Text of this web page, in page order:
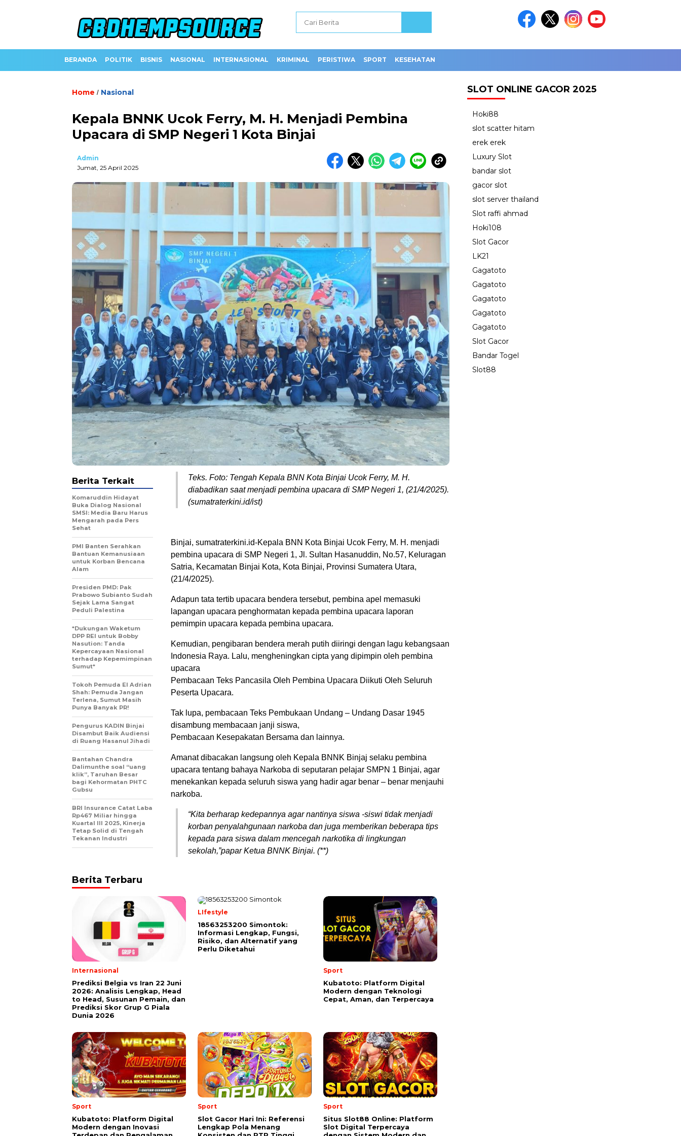
BERANDA POLITIK BISNIS NASIONAL INTERNASIONAL KRIMINAL PERISTIWA SPORT KESEHATAN
Home / Nasional
Kepala BNNK Ucok Ferry, M. H. Menjadi Pembina
Upacara di SMP Negeri 1 Kota Binjai
Admin
Jumat, 25 April 2025
Teks. Foto: Tengah Kepala BNN Kota Binjai Ucok Ferry, M. H.
diabadikan saat menjadi pembina upacara di SMP Negeri 1, (21/4/2025).
(sumatraterkini.id/ist)
Binjai, sumatraterkini.id-Kepala BNN Kota Binjai Ucok Ferry, M. H. menjadi
pembina upacara di SMP Negeri 1, Jl. Sultan Hasanuddin, No.57, Keluragan
Satria, Kecamatan Binjai Kota, Kota Binjai, Provinsi Sumatera Utara,
(21/4/2025).
Adapun tata tertib upacara bendera tersebut, pembina apel memasuki
lapangan upacara penghormatan kepada pembina upacara laporan
pemimpin upacara kepada pembina upacara.
Kemudian, pengibaran bendera merah putih diiringi dengan lagu kebangsaan
Indonesia Raya. Lalu, mengheningkan cipta yang dipimpin oleh pembina
upacara
Pembacaan Teks Pancasila Oleh Pembina Upacara Diikuti Oleh Seluruh
Peserta Upacara.
Tak lupa, pembacaan Teks Pembukaan Undang – Undang Dasar 1945
disambung membacaan janji siswa,
Pembacaan Kesepakatan Bersama dan lainnya.
Amanat dibacakan langsung oleh Kepala BNNK Binjaj selaku pembina
upacara tentang bahaya Narkoba di seputaran pelajar SMPN 1 Binjai, agar
menekankan kepada seluruh siswa yang hadir agar benar – benar menjauhi
narkoba.
“Kita berharap kedepannya agar nantinya siswa -siswi tidak menjadi
korban penyalahgunaan narkoba dan juga memberikan beberapa tips
kepada para siswa dalam mencegah narkotika di lingkungan
sekolah,”papar Ketua BNNK Binjai. (**)
Berita Terkait
Komaruddin Hidayat
Buka Dialog Nasional
SMSI: Media Baru Harus
Mengarah pada Pers
Sehat
PMI Banten Serahkan
Bantuan Kemanusiaan
untuk Korban Bencana
Alam
Presiden PMD: Pak
Prabowo Subianto Sudah
Sejak Lama Sangat
Peduli Palestina
*Dukungan Waketum
DPP REI untuk Bobby
Nasution: Tanda
Kepercayaan Nasional
terhadap Kepemimpinan
Sumut*
Tokoh Pemuda El Adrian
Shah: Pemuda Jangan
Terlena, Sumut Masih
Punya Banyak PR!
Pengurus KADIN Binjai
Disambut Baik Audiensi
di Ruang Hasanul Jihadi
Bantahan Chandra
Dalimunthe soal “uang
klik”, Taruhan Besar
bagi Kehormatan PHTC
Gubsu
BRI Insurance Catat Laba
Rp467 Miliar hingga
Kuartal III 2025, Kinerja
Tetap Solid di Tengah
Tekanan Industri
Berita Terbaru
Internasional
Prediksi Belgia vs Iran 22 Juni
2026: Analisis Lengkap, Head
to Head, Susunan Pemain, dan
Prediksi Skor Grup G Piala
Dunia 2026
LIfestyle
18563253200 Simontok:
Informasi Lengkap, Fungsi,
Risiko, dan Alternatif yang
Perlu Diketahui
Sport
Kubatoto: Platform Digital
Modern dengan Teknologi
Cepat, Aman, dan Terpercaya
Sport
Kubatoto: Platform Digital
Modern dengan Inovasi
Sport
Slot Gacor Hari Ini: Referensi
Lengkap Pola Menang
Sport
Situs Slot88 Online: Platform
Slot Digital Terpercaya
SLOT ONLINE GACOR 2025
Hoki88
slot scatter hitam
erek erek
Luxury Slot
bandar slot
gacor slot
slot server thailand
Slot raffi ahmad
Hoki108
Slot Gacor
LK21
Gagatoto
Gagatoto
Gagatoto
Gagatoto
Gagatoto
Slot Gacor
Bandar Togel
Slot88